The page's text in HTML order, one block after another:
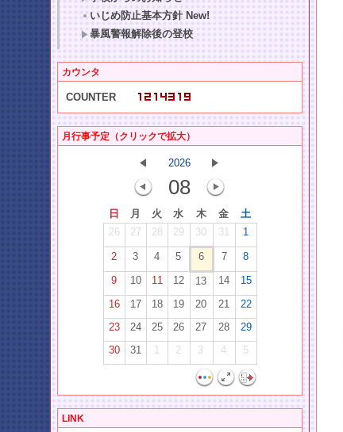
いじめ防止基本方針 New!
暴風警報解除後の登校
カウンタ
COUNTER
月行事予定（クリックで拡大）
2026
08
日 月 火 水 木 金
土
26
27 28 29 30 31 1
2 3 4 5 6 7
8
9
10 11 12 13 14
15
16
17 18 19 20 21
22
23
24 25 26 27 28
29
30
31 1 2 3 4 5
LINK